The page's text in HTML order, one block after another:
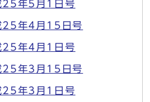
年5月1日号
25年4月15日号
年4月1日号
25年3月15日号
年3月1日号